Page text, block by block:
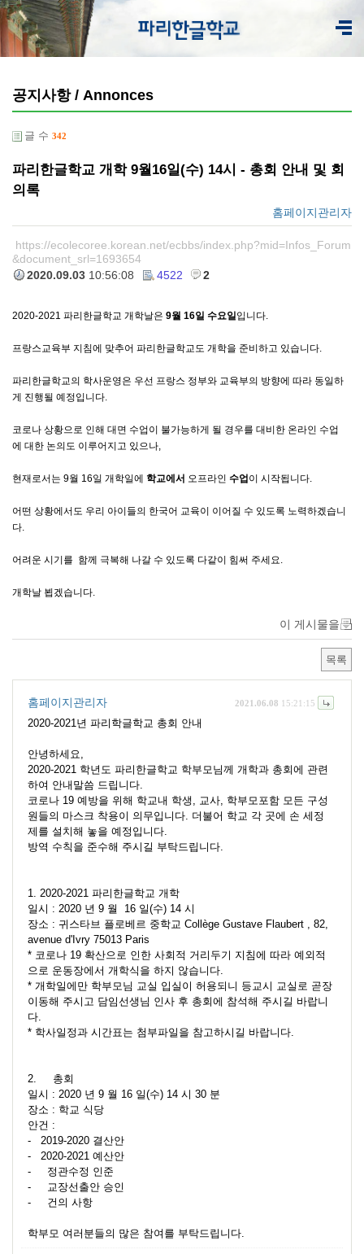
공지사항 / Annonces
글 수 342
파리한글학교 개학 9월16일(수) 14시 - 총회 안내 및 회
의록
홈페이지관리자
https://ecolecoree.korean.net/ecbbs/index.php?mid=Infos_Forum
&document_srl=1693654
2020.09.03 10:56:08 4522 2
2020-2021 파리한글학교 개학날은 9월 16일 수요일입니다.
프랑스교육부 지침에 맞추어 파리한글학교도 개학을 준비하고 있습니다.
파리한글학교의 학사운영은 우선 프랑스 정부와 교육부의 방향에 따라 동일하
게 진행될 예정입니다.
코로나 상황으로 인해 대면 수업이 불가능하게 될 경우를 대비한 온라인 수업
에 대한 논의도 이루어지고 있으나,
현재로서는 9월 16일 개학일에 학교에서 오프라인 수업 이 시작됩니다.
어떤 상황에서도 우리 아이들의 한국어 교육이 이어질 수 있도록 노력하겠습니
다.
어려운 시기를 함께 극복해 나갈 수 있도록 다같이 힘써 주세요.
개학날 뵙겠습니다.
이 게시물을
목록
2021.06.08 15:21:15
홈페이지관리자
2020-2021년 파리학글학교 총회 안내
안녕하세요,
2020-2021 학년도 파리한글학교 학부모님께 개학과 총회에 관련
하여 안내말씀 드립니다.
코로나 19 예방을 위해 학교내 학생, 교사, 학부모포함 모든 구성
원들의 마스크 착용이 의무입니다. 더불어 학교 각 곳에 손 세정
제를 설치해 놓을 예정입니다.
방역 수칙을 준수해 주시길 부탁드립니다.
1. 2020-2021 파리한글학교 개학
일시 : 2020 년 9 월 16 일(수) 14 시
장소 : 귀스타브 플로베르 중학교 Collège Gustave Flaubert , 82,
avenue d'Ivry 75013 Paris
* 코로나 19 확산으로 인한 사회적 거리두기 지침에 따라 예외적
으로 운동장에서 개학식을 하지 않습니다.
* 개학일에만 학부모님 교실 입실이 허용되니 등교시 교실로 곧장
이동해 주시고 담임선생님 인사 후 총회에 참석해 주시길 바랍니
다.
* 학사일정과 시간표는 첨부파일을 참고하시길 바랍니다.
2. 총회
일시 : 2020 년 9 월 16 일(수) 14 시 30 분
장소 : 학교 식당
안건 :
- 2019-2020 결산안
- 2020-2021 예산안
- 정관수정 인준
- 교장선출안 승인
- 건의 사항
학부모 여러분들의 많은 참여를 부탁드립니다.